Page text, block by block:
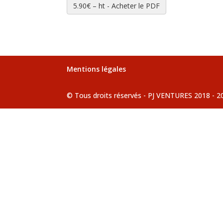
5.90€ – ht - Acheter le PDF
Mentions légales
© Tous droits réservés - PJ VENTURES 2018 -